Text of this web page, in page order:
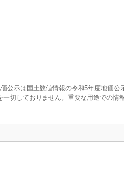
示は国土数値情報の令和5年度地価公
切しておりません。重要な用途での情